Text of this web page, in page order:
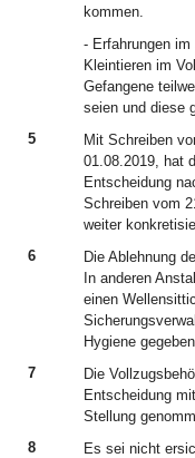
kommen.
- Erfahrungen
Kleintieren im
Gefangene
seien und diese
5
Mit Schreiben
01.08.2019, hat
Entscheidung
Schreiben vom
weiter
6
Die Ablehnung
In anderen
einen
Hygiene
7
Die
Entscheidung
Stellung
8
Es sei nicht